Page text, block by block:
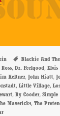
Schlagwörter
Blackie And
,Dr. Feelgood,Elvis
Keltner,John Hiatt,
,Little Village,
,Ry Cooder,Simple
Mavericks,The
zu Nick Lowe – Lay It